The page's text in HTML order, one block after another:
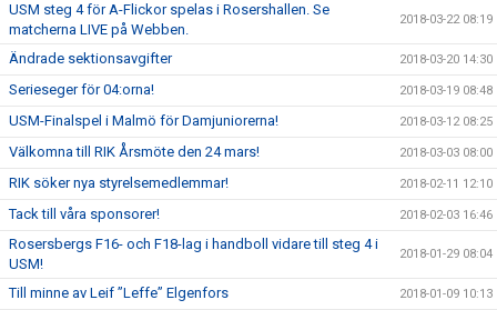
USM steg 4 för A-Flickor spelas i Rosershallen. Se
matcherna LIVE på Webben.
2018-03-22 08:19
Ändrade sektionsavgifter 2018-03-20 14:30
Serieseger för 04:orna! 2018-03-19 08:48
USM-Finalspel i Malmö för Damjuniorerna! 2018-03-12 08:25
Välkomna till RIK Årsmöte den 24 mars! 2018-03-03 08:00
RIK söker nya styrelsemedlemmar! 2018-02-11 12:10
Tack till våra sponsorer! 2018-02-03 16:46
Rosersbergs F16- och F18-lag i handboll vidare till steg 4 i
USM!
2018-01-29 08:04
Till minne av Leif ”Leffe” Elgenfors 2018-01-09 10:13